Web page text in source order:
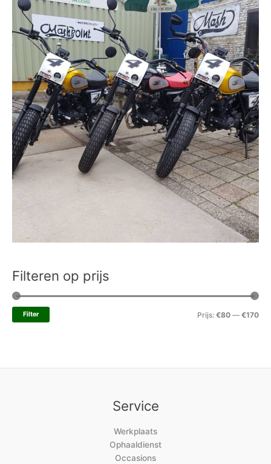
Filteren op prijs
Filter Prijs: €80 — €170
Service
Werkplaats
Ophaaldienst
Occasions